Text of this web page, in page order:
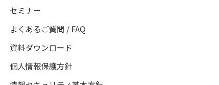
セミナー
よくあるご質問 / FAQ
資料ダウンロード
個人情報保護方針